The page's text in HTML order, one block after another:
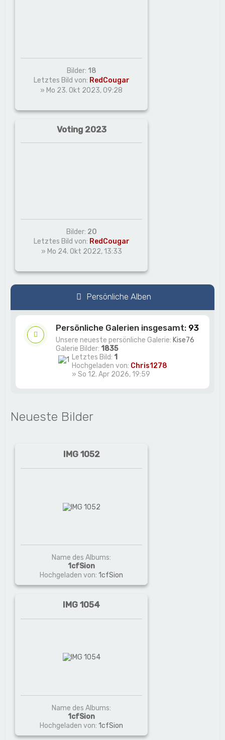
Bilder: 18
Letztes Bild von: RedCougar
» Mo 23. Okt 2023, 09:28
Voting 2023
Bilder: 20
Letztes Bild von: RedCougar
» Mo 24. Okt 2022, 13:33
Persönliche Alben
Persönliche Galerien insgesamt: 93
Unsere neueste persönliche Galerie: Kise76
Galerie Bilder: 1835
Letztes Bild: 1
Hochgeladen von: Chris1278
» So 12. Apr 2026, 19:59
Neueste Bilder
IMG 1052
Name des Albums:
1cfSion
Hochgeladen von:1cfSion
IMG 1054
Name des Albums:
1cfSion
Hochgeladen von:1cfSion